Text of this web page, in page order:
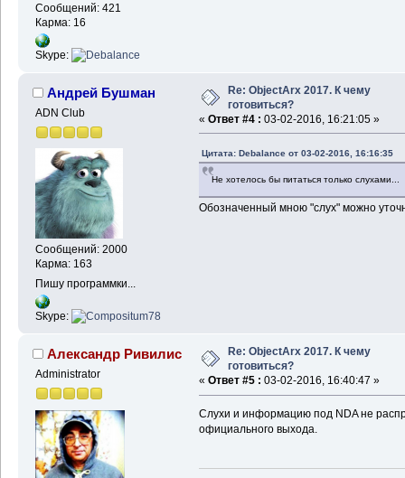
Сообщений: 421
Карма: 16
Skype:
Андрей Бушман
ADN Club
Сообщений: 2000
Карма: 163
Пишу программки...
Skype:
Re: ObjectArx 2017. К чему
готовиться?
« Ответ #4 : 03-02-2016, 16:21:05 »
Цитата: Debalance от 03-02-2016, 16:16:35
Не хотелось бы питаться только слухами...
Обозначенный мною "слух" можно
Александр Ривилис
Administrator
Re: ObjectArx 2017. К чему
готовиться?
« Ответ #5 : 03-02-2016, 16:40:47 »
Слухи и информацию под NDA не
официального выхода.